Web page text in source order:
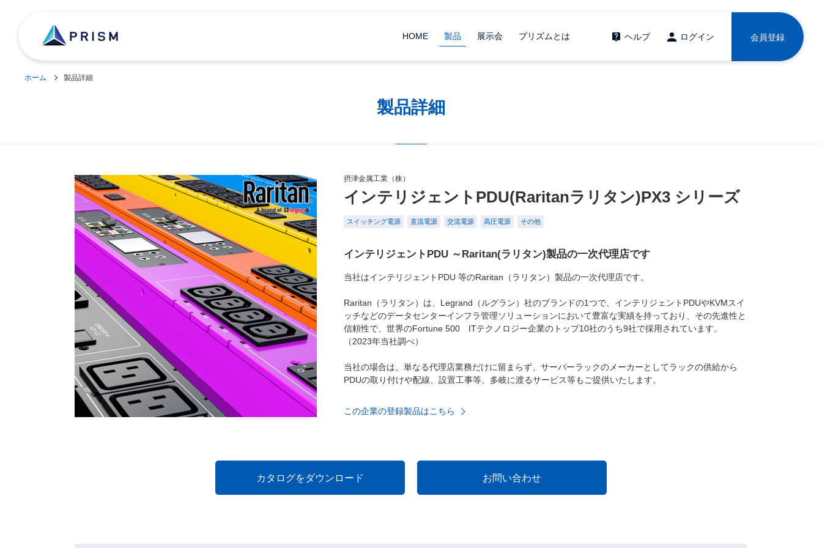
HOME 製品 展示会 プリズムとは ヘルプ ログイン 会員登録
ホーム 製品詳細
製品詳細
摂津金属工業（株）
インテリジェントPDU(Raritanラリタン)PX3 シリーズ
スイッチング電源 直流電源 交流電源 高圧電源 その他
インテリジェントPDU ～Raritan(ラリタン)製品の一次代理店です
当社はインテリジェントPDU 等のRaritan（ラリタン）製品の一次代理店です。
Raritan（ラリタン）は、Legrand（ルグラン）社のブランドの1つで、インテリジェントPDUやKVMスイ
ッチなどのデータセンターインフラ管理ソリューションにおいて豊富な実績を持っており、その先進性と
信頼性で、世界のFortune 500 ITテクノロジー企業のトップ10社のうち9社で採用されています。
（2023年当社調べ）
当社の場合は、単なる代理店業務だけに留まらず、サーバーラックのメーカーとしてラックの供給から
PDUの取り付けや配線、設置工事等、多岐に渡るサービス等もご提供いたします。
この企業の登録製品はこちら